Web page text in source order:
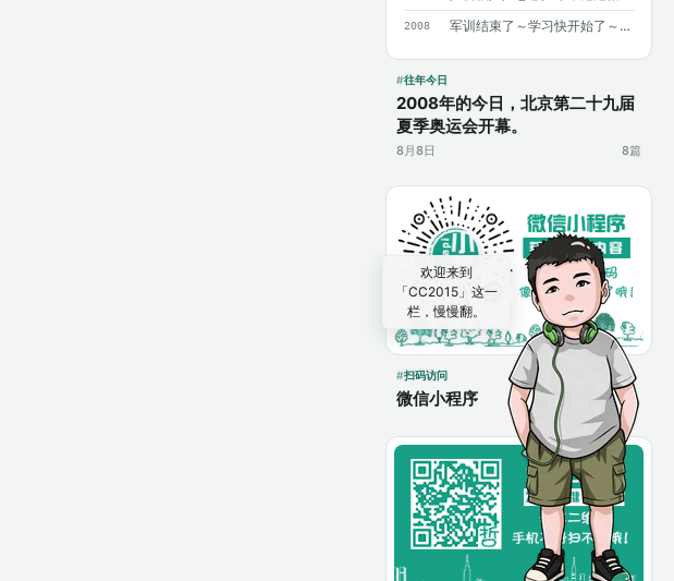
2008 军训结束了～学习快开始了～加油～加油～
往年今日
2008年的今日，北京第二十九届
夏季奥运会开幕。
8月8日 8篇
扫码访问
微信小程序
欢迎来到
「CC2015」这一
栏，慢慢翻。